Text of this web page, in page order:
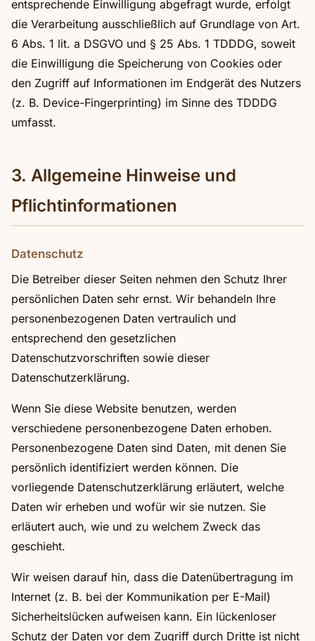
entsprechende Einwilligung abgefragt wurde, erfolgt
die Verarbeitung ausschließlich auf Grundlage von Art.
6 Abs. 1 lit. a DSGVO und § 25 Abs. 1 TDDDG, soweit
die Einwilligung die Speicherung von Cookies oder
den Zugriff auf Informationen im Endgerät des Nutzers
(z. B. Device-Fingerprinting) im Sinne des TDDDG
umfasst.
3. Allgemeine Hinweise und
Pflichtinformationen
Datenschutz
Die Betreiber dieser Seiten nehmen den Schutz Ihrer
persönlichen Daten sehr ernst. Wir behandeln Ihre
personenbezogenen Daten vertraulich und
entsprechend den gesetzlichen
Datenschutzvorschriften sowie dieser
Datenschutzerklärung.
Wenn Sie diese Website benutzen, werden
verschiedene personenbezogene Daten erhoben.
Personenbezogene Daten sind Daten, mit denen Sie
persönlich identifiziert werden können. Die
vorliegende Datenschutzerklärung erläutert, welche
Daten wir erheben und wofür wir sie nutzen. Sie
erläutert auch, wie und zu welchem Zweck das
geschieht.
Wir weisen darauf hin, dass die Datenübertragung im
Internet (z. B. bei der Kommunikation per E-Mail)
Sicherheitslücken aufweisen kann. Ein lückenloser
Schutz der Daten vor dem Zugriff durch Dritte ist nicht